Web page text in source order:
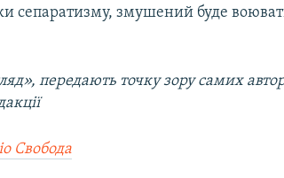
сепаратизму, змушений буде
передають точку зору самих
Свобода